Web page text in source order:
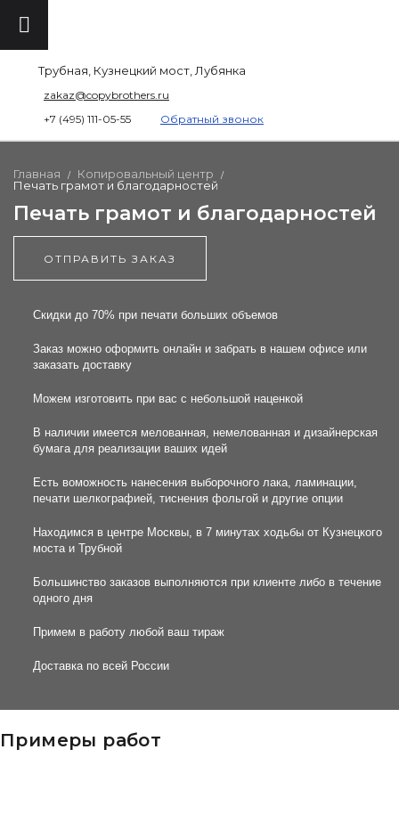
Трубная, Кузнецкий мост, Лубянка
zakaz@copybrothers.ru
+7 (495) 111-05-55
Обратный звонок
Главная / Копировальный центр /
Печать грамот и благодарностей
Печать грамот и благодарностей
ОТПРАВИТЬ ЗАКАЗ
Скидки до 70% при печати больших объемов
Заказ можно оформить онлайн и забрать в нашем офисе или
заказать доставку
Можем изготовить при вас с небольшой наценкой
В наличии имеется мелованная, немелованная и дизайнерская
бумага для реализации ваших идей
Есть воможность нанесения выборочного лака, ламинации,
печати шелкографией, тиснения фольгой и другие опции
Находимся в центре Москвы, в 7 минутах ходьбы от Кузнецкого
моста и Трубной
Большинство заказов выполняются при клиенте либо в течение
одного дня
Примем в работу любой ваш тираж
Доставка по всей России
Примеры работ